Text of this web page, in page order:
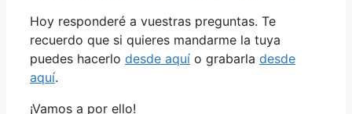
Hoy responderé a vuestras preguntas. Te
recuerdo que si quieres mandarme la tuya
puedes hacerlo desde aquí o grabarla desde
aquí.
¡Vamos a por ello!